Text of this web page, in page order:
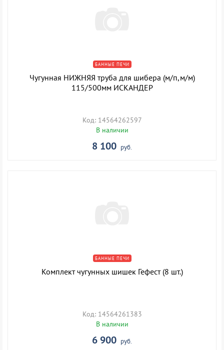
БАННЫЕ ПЕЧИ
Чугунная НИЖНЯЯ труба для шибера (м/п,м/м)
115/500мм ИСКАНДЕР
Код: 14564262597
В наличии
8 100 руб.
БАННЫЕ ПЕЧИ
Комплект чугунных шишек Гефест (8 шт.)
Код: 14564261383
В наличии
6 900 руб.